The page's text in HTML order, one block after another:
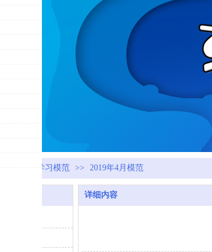
大口啃学习模范 >> 2019年4月模范
详细内容